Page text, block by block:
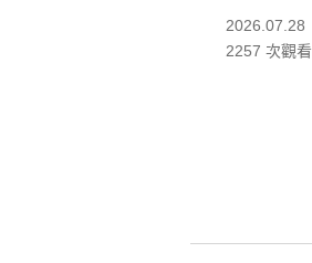
2026.07.28
2257 次觀看